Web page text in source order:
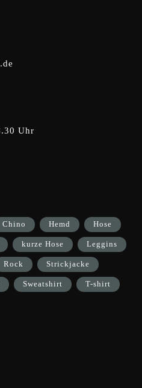
Uhr
Chino Hemd Hose
kurze Hose Leggins
Rock Strickjacke
Sweatshirt T-shirt